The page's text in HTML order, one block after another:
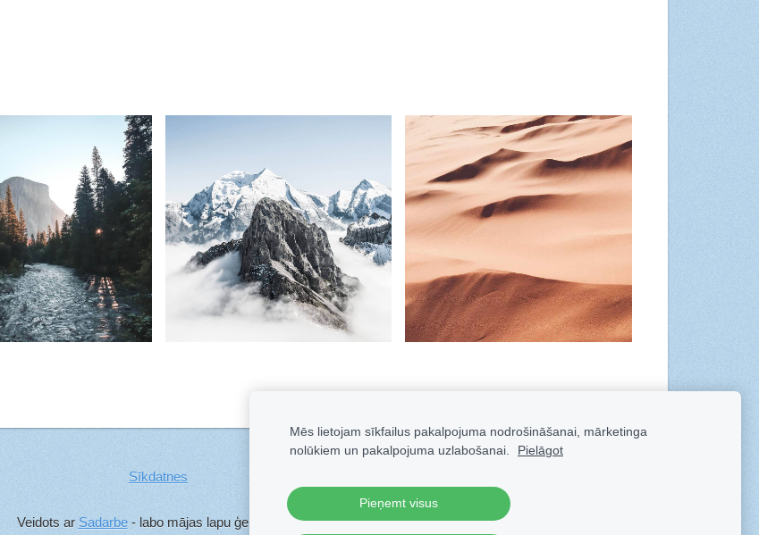
Sīkdatnes
Veidots ar Sadarbe- labo mājas lapu ģeneratoru.
Mēs lietojam sīkfailus pakalpojuma nodrošināšanai, mārketinga
nolūkiem un pakalpojuma uzlabošanai.
Pielāgot
Pieņemt visus